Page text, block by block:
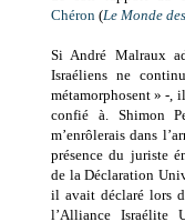
Chéron (Le Monde
Si André Malraux
Israéliens ne
métamorphosent » -,
confié à. Shimon
m’enrôlerais dans
présence du juriste
de la Déclaration
il avait déclaré lors
l’Alliance Israélite